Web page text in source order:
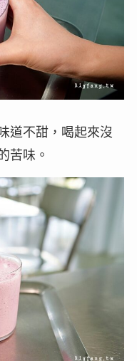
道不甜，喝起來沒
苦味。